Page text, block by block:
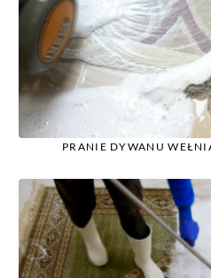
PRANIE DYWANU